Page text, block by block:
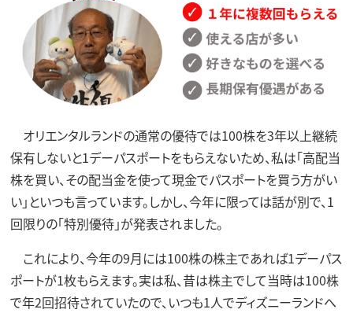
オリエンタルランドの通常の優待では100株を3年以上継続
保有しないと1デーパスポートをもらえないため、私は「高配当
株を買い、その配当金を使って現金でパスポートを買う方がい
い」といつも言っています。しかし、今年に限っては話が別で、1
回限りの「特別優待」が発表されました。
これにより、今年の9月には100株の株主であれば1デーパス
ポートが1枚もらえます。実は私、昔は株主でして当時は100株
で年2回招待されていたので、いつも1人でディズニーランドへ